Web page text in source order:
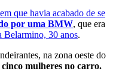
que havia acabado de se
por uma BMW, que era
30 anos.
na zona oeste do
cinco mulheres no carro.